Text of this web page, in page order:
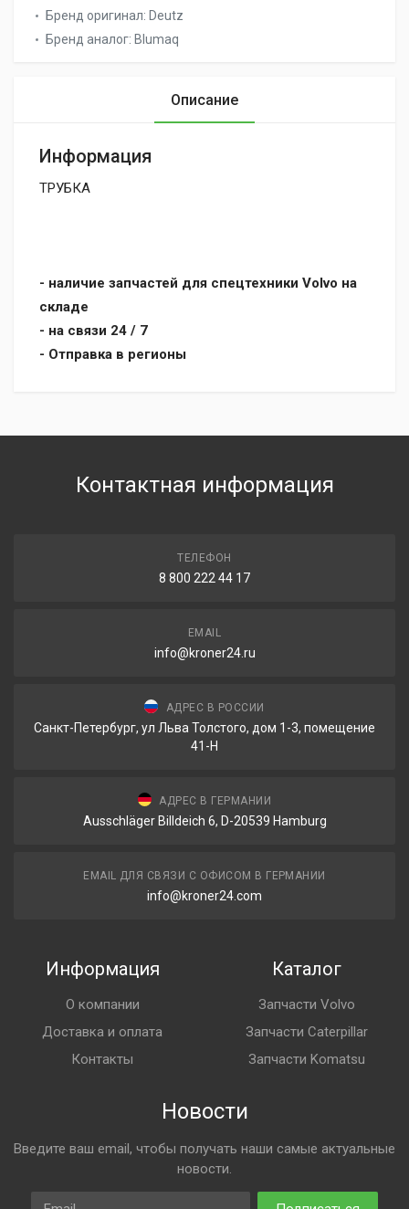
Бренд оригинал: Deutz
Бренд аналог: Blumaq
Описание
Информация
ТРУБКА
- наличие запчастей для спецтехники Volvo на
складе
- на связи 24 / 7
- Отправка в регионы
Контактная информация
ТЕЛЕФОН
8 800 222 44 17
EMAIL
info@kroner24.ru
АДРЕС В РОССИИ
Санкт-Петербург, ул Льва Толстого, дом 1-3, помещение
41-Н
АДРЕС В ГЕРМАНИИ
Ausschläger Billdeich 6, D-20539 Hamburg
EMAIL ДЛЯ СВЯЗИ С ОФИСОМ В ГЕРМАНИИ
info@kroner24.com
Информация
О компании
Доставка и оплата
Контакты
Каталог
Запчасти Volvo
Запчасти Caterpillar
Запчасти Komatsu
Новости
Введите ваш email, чтобы получать наши самые актуальные
новости.
Email